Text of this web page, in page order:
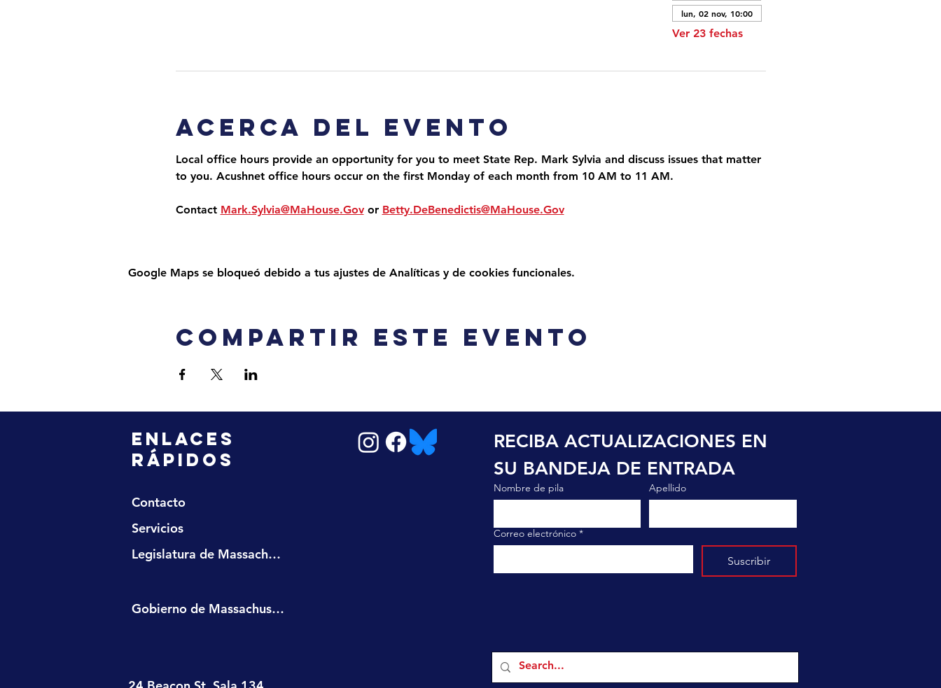
lun, 02 nov, 10:00
Ver 23 fechas
Acerca del evento
Local office hours provide an opportunity for you to meet State Rep. Mark Sylvia and discuss issues that matter
to you. Acushnet office hours occur on the first Monday of each month from 10 AM to 11 AM.
Contact Mark.Sylvia@MaHouse.Gov or Betty.DeBenedictis@MaHouse.Gov
Google Maps se bloqueó debido a tus ajustes de Analíticas y de cookies funcionales.
Compartir este evento
ENLACES
RÁPIDOS
Contacto
Servicios
Legislatura de Massachusetts
Gobierno de Massachusetts
RECIBA ACTUALIZACIONES EN
SU BANDEJA DE ENTRADA
Nombre de pila Apellido
Correo electrónico *
Suscribir